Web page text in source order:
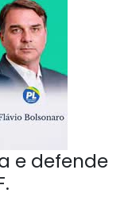
e defende